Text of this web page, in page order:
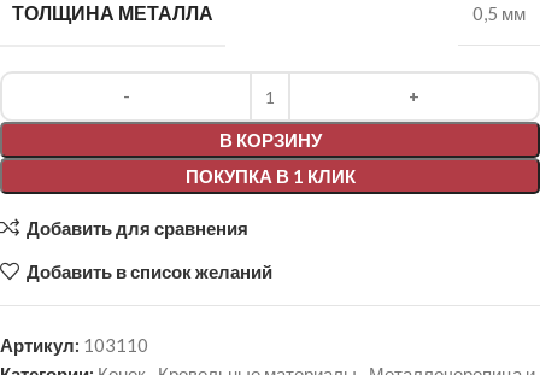
ТОЛЩИНА МЕТАЛЛА 0,5 мм
В КОРЗИНУ
ПОКУПКА В 1 КЛИК
Alternative:
Добавить для сравнения
Добавить в список желаний
Артикул: 103110